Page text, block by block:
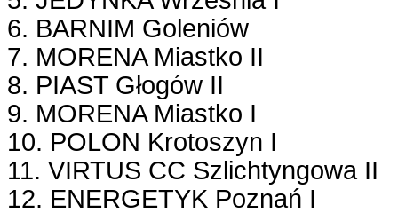
6. BARNIM Goleniów
7. MORENA Miastko II
8. PIAST Głogów II
9. MORENA Miastko I
10. POLON Krotoszyn I
11. VIRTUS CC Szlichtyngowa II
12. ENERGETYK Poznań I